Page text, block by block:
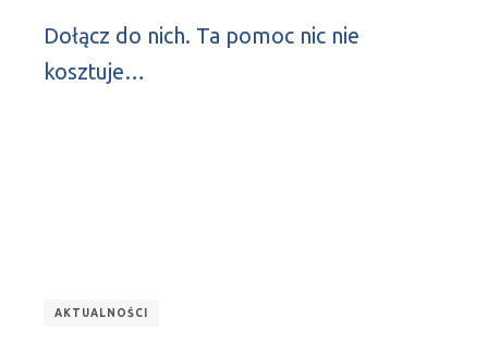
Dołącz do nich. Ta pomoc nic nie
kosztuje…
AKTUALNOŚCI